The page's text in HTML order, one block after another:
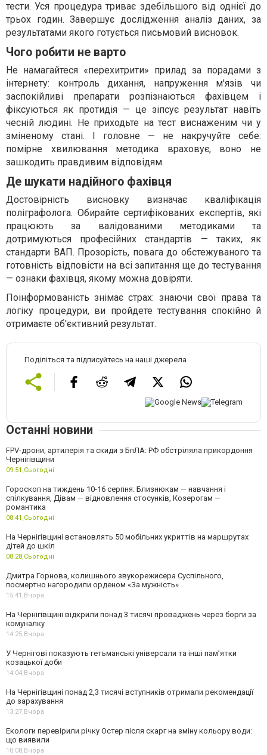
тести. Уся процедура триває здебільшого від однієї до
трьох годин. Завершує дослідження аналіз даних, за
результатами якого готується письмовий висновок.
Чого робити не варто
Не намагайтеся «перехитрити» прилад за порадами з
інтернету: контроль дихання, напруження м'язів чи
заспокійливі препарати розпізнаються фахівцем і
фіксуються як протидія — це зіпсує результат навіть
чесній людині. Не приходьте на тест виснаженим чи у
зміненому стані. І головне — не накручуйте себе:
помірне хвилювання методика враховує, воно не
зашкодить правдивим відповідям.
Де шукати надійного фахівця
Достовірність висновку визначає кваліфікація
поліграфолога. Обирайте сертифікованих експертів, які
працюють за валідованими методиками та
дотримуються професійних стандартів — таких, як
стандарти ВАП. Прозорість, повага до обстежуваного та
готовність відповісти на всі запитання ще до тестування
— ознаки фахівця, якому можна довіряти.
Поінформованість знімає страх: знаючи свої права та
логіку процедури, ви пройдете тестування спокійно й
отримаєте об'єктивний результат.
Поділіться та підписуйтесь на наші джерела
Останні новини
FPV-дрони, артилерія та скиди з БпЛА: РФ обстріляла прикордоння
Чернігівщини
09:51, Сьогодні
Гороскоп на тиждень 10-16 серпня: Близнюкам — навчання і
спілкування, Дівам — відновлення стосунків, Козерогам —
романтика
08:41, Сьогодні
На Чернігівщині встановлять 50 мобільних укриттів на маршрутах
дітей до шкіл
08:28, Сьогодні
Дмитра Горнова, колишнього звукорежисера Суспільного,
посмертно нагородили орденом «За мужність»
15:41, Вчора
На Чернігівщині відкрили понад 3 тисячі проваджень через борги за
комуналку
14:25, Вчора
У Чернігові показують гетьманські універсали та інші пам’ятки
козацької доби
14:04, Вчора
На Чернігівщині понад 2,3 тисячі вступників отримали рекомендації
до зарахування
13:27, Вчора
Екологи перевірили річку Остер після скарг на зміну кольору води:
що виявили
10:08, Вчора